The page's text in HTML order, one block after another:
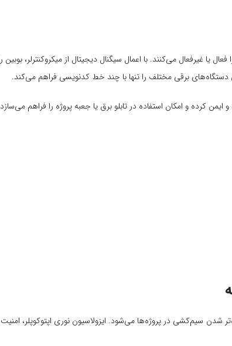
کرده و امکان استفاده در تابلو برق یا جعبه پروژه را فراهم